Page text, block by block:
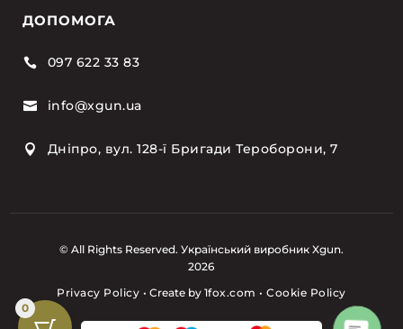
ДОПОМОГА
 097 622 33 83
 info@xgun.ua
 Дніпро, вул. 128-ї Бригади Тероборони, 7
© All Rights Reserved. Український виробник Xgun.
2026
Privacy Policy • Create by 1fox.com•Cookie Policy
0